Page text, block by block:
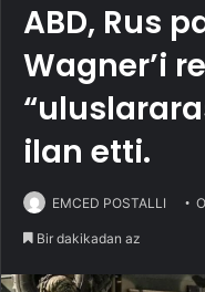
ABD, Rus
Wagner’i
ilan etti.
EMCED POSTALLI
Bir dakikadan az